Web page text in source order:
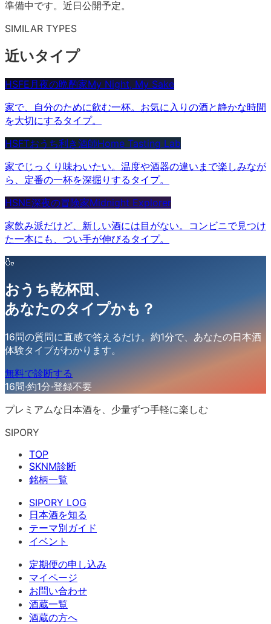
準備中です。近日公開予定。
SIMILAR TYPES
近いタイプ
HSFE月夜の晩酌家My Night, My Sake
家で、自分のために飲む一杯。お気に入りの酒と静かな時間
を大切にするタイプ。
HSFTおうち利き酒師Home Tasting Lab
家でじっくり味わいたい。温度や酒器の違いまで楽しみなが
ら、定番の一杯を深掘りするタイプ。
HSNE深夜の冒険家Midnight Explorer
家飲み派だけど、新しい酒には目がない。コンビニで見つけ
た一本にも、つい手が伸びるタイプ。
🍶
おうち乾杯団 、
あなたのタイプかも？
16問の質問に直感で答えるだけ。約1分で、あなたの日本酒
体験タイプがわかります。
無料で診断する
16問·約1分·登録不要
プレミアムな日本酒を、少量ずつ手軽に楽しむ
SIPORY
TOP
SKNM診断
銘柄一覧
SIPORY LOG
日本酒を知る
テーマ別ガイド
イベント
定期便の申し込み
マイページ
お問い合わせ
酒蔵一覧
酒蔵の方へ